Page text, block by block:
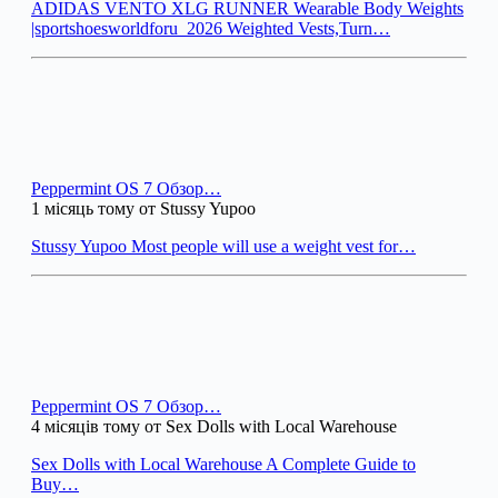
ADIDAS VENTO XLG RUNNER Wearable Body Weights
|sportshoesworldforu_2026 Weighted Vests,Turn…
Peppermint OS 7 Обзор…
1 місяць тому от Stussy Yupoo
Stussy Yupoo Most people will use a weight vest for…
Peppermint OS 7 Обзор…
4 місяців тому от Sex Dolls with Local Warehouse
Sex Dolls with Local Warehouse A Complete Guide to
Buy…